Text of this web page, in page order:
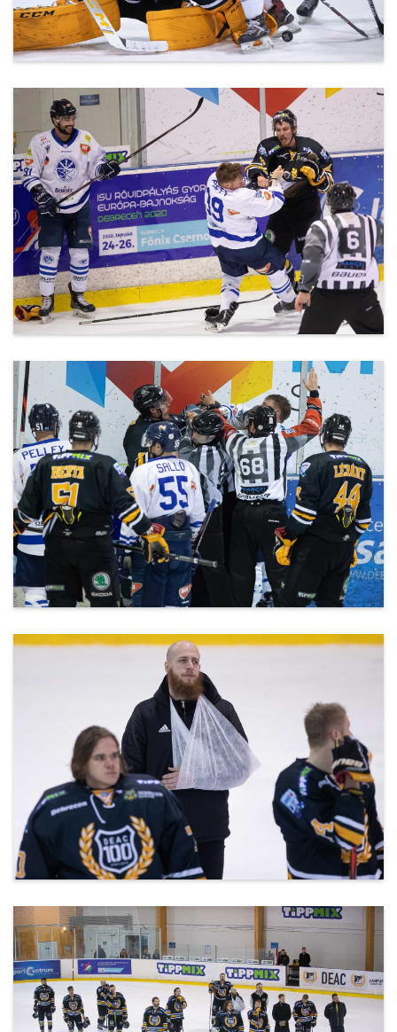
20200302_DEAC-Csíkszereda-31.jpg
20200302_DEAC-Csíkszereda-36.jpg
20200302_DEAC-Csíkszereda-42.jpg
20200302_DEAC-Csíkszereda-44.jpg